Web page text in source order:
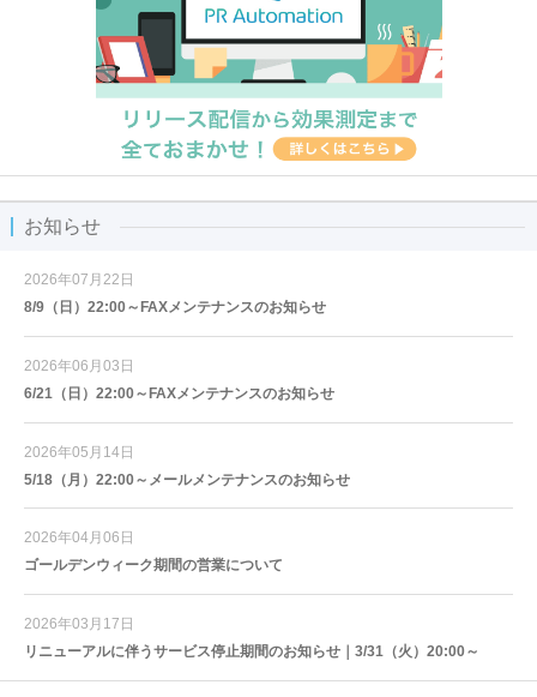
お知らせ
2026年07月22日
8/9（日）22:00～FAXメンテナンスのお知らせ
2026年06月03日
6/21（日）22:00～FAXメンテナンスのお知らせ
2026年05月14日
5/18（月）22:00～メールメンテナンスのお知らせ
2026年04月06日
ゴールデンウィーク期間の営業について
2026年03月17日
リニューアルに伴うサービス停止期間のお知らせ｜3/31（火）20:00～